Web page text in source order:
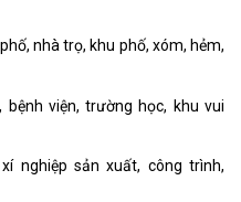
nhà trọ, khu phố, xóm, hẻm,
bệnh viện, trường học, khu vui
nghiệp sản xuất, công trình,